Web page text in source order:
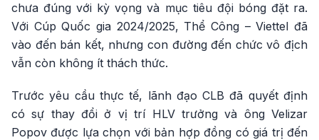
chưa đúng với kỳ vọng và mục tiêu đội bóng đặt ra.
Với Cúp Quốc gia 2024/2025, Thể Công – Viettel đã
vào đến bán kết, nhưng con đường đến chức vô địch
vẫn còn không ít thách thức.
Trước yêu cầu thực tế, lãnh đạo CLB đã quyết định
có sự thay đổi ở vị trí HLV trưởng và ông Velizar
Popov được lựa chọn với bản hợp đồng có giá trị đến